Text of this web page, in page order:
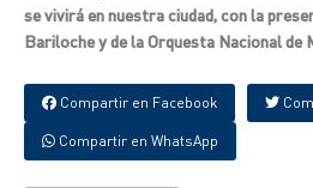
se vivirá en nuestra ciudad, con la
Bariloche y de la Orquesta Nacional de
Compartir en Facebook
Compartir en WhatsApp